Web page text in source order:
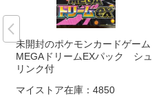
未開封のポケモンカードゲーム
MEGAドリームEXパック シュ
リンク付
マイストア在庫： 4850